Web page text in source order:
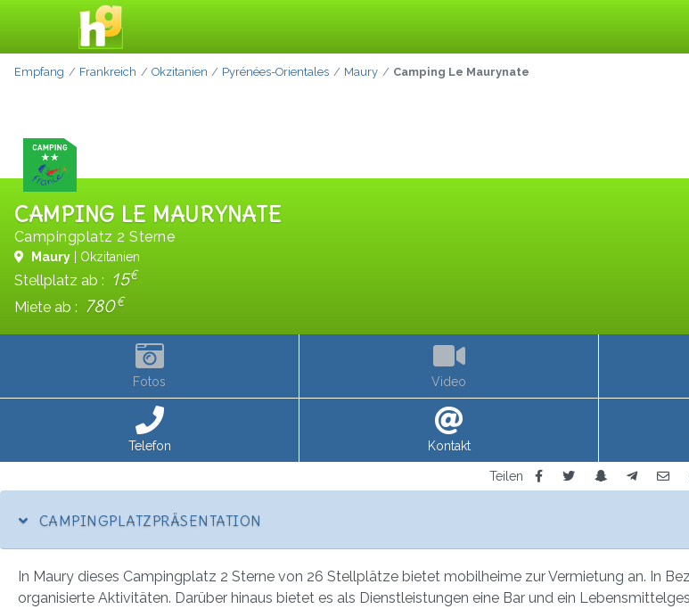
Empfang Frankreich Okzitanien Pyrénées-Orientales Maury Camping Le Maurynate
CAMPING LE MAURYNATE
Campingplatz 2 Sterne
Maury | Okzitanien
Stellplatz ab : 15€
Miete ab : 780€
Fotos Video
Telefon Kontakt
Teilen
CAMPINGPLATZPRÄSENTATION
In Maury dieses Campingplatz 2 Sterne von 26 Stellplätze bietet mobilheime zur Vermietung an. In
organisierte Aktivitäten. Darüber hinaus bietet es als Dienstleistungen eine Bar und ein